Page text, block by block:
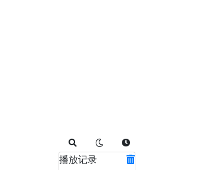
播放记录